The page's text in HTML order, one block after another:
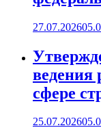
27.07.2026
ведения
сфере
25.07.2026